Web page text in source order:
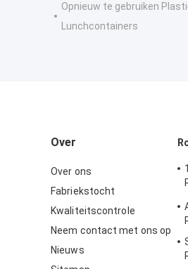
Opnieuw te gebruiken
Lunchcontainers
Over
Over ons
Fabriekstocht
Kwaliteitscontrole
Neem contact met ons op
Nieuws